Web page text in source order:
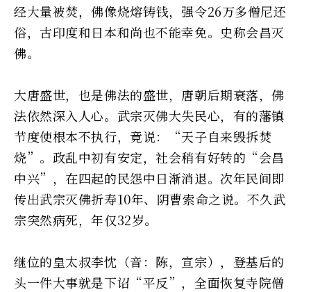
经大量被焚，佛像烧熔铸钱，强令26万多僧尼还
俗，古印度和日本和尚也不能幸免。史称会昌灭
佛。
大唐盛世，也是佛法的盛世，唐朝后期衰落，佛
法依然深入人心。武宗灭佛大失民心，有的藩镇
节度使根本不执行，竟说：“天子自来毁拆焚
烧”。政乱中初有安定，社会稍有好转的“会昌
中兴”，在四起的民怨中日渐消退。次年民间即
传出武宗灭佛折寿10年、阴曹索命之说。不久武
宗突然病死，年仅32岁。
继位的皇太叔李忱（音：陈，宣宗），登基后的
头一件大事就是下诏“平反”，全面恢复寺院僧